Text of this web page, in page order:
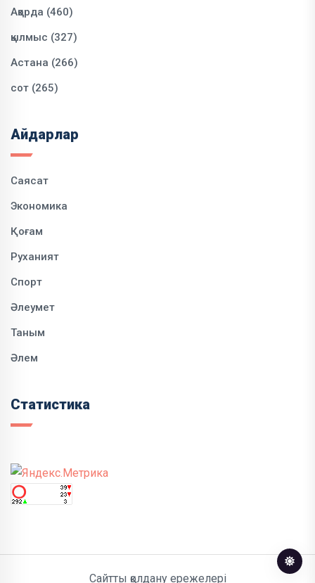
Ақорда (460)
қылмыс (327)
Астана (266)
сот (265)
Айдарлар
Саясат
Экономика
Қоғам
Руханият
Спорт
Әлеумет
Таным
Әлем
Статистика
Сайтты қолдану ережелері